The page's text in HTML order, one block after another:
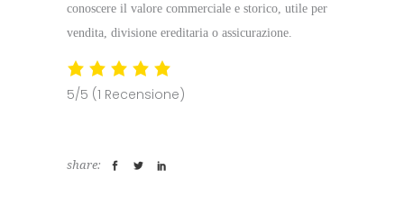
conoscere il valore commerciale e storico, utile per
vendita, divisione ereditaria o assicurazione.
5/5 (1 Recensione)
share: